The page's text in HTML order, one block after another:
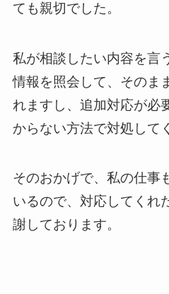
ても親切でした。
私が相談したい内容を言
情報を照会して、そのま
れますし、追加対応が必
からない方法で対処して
そのおかげで、私の仕事
いるので、対応してくれ
謝しております。